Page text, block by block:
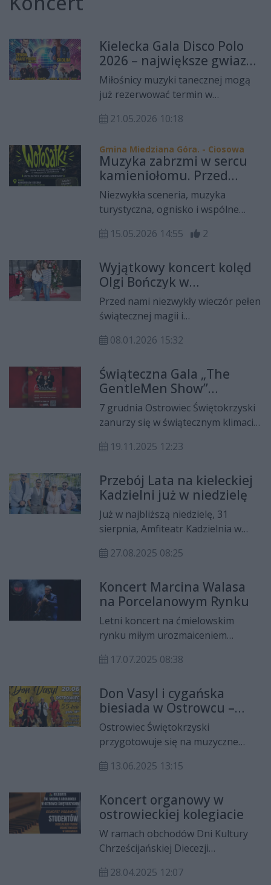
Kielecka Gala Disco Polo
2026 – największe gwiazdy
gatunku wystąpią na
Kadzielni
Miłośnicy muzyki tanecznej mogą
już rezerwować termin w
Polo 2026 zapowiada się jako jedno
muzycznych regionu. Na scenie
kieleckiej Kadzielni wystąpią
najpopularniejsi artyści disco polo i
dance, gwarantując publiczności
wiele godzin świetnej zabawy,
niezapomnianych emocji oraz
największych przebojów ostatnich
21.05.2026 10:18
Gmina Miedziana Góra. - Ciosowa
Muzyka zabrzmi w sercu
kamieniołomu. Przed
nami wyjątkowy koncert
w Ciosowej
Niezwykła sceneria, muzyka
turystyczna, ognisko i wspólne
raz trzeci w Gminie Miedziana Góra
Kamieniołomie Ciosowa.
Tegoroczną gwiazdą wydarzenia
będzie zespół WOŁOSATKI.
15.05.2026 14:55 2
Wyjątkowy koncert kolęd
Olgi Bończyk w
Filharmonii
Świętokrzyskiej w Kielcach
Przed nami niezwykły wieczór pełen
świątecznej magii i
9 stycznia o godzinie 19 w
Kielcach wystąpi Olga Bończyk, a
towarzyszyć jej będą Hadrian
Tabęcki i Orkiestra Symfoniczna
pod batutą Radosława Labahuy.
08.01.2026 15:32
Świąteczna Gala „The
GentleMen Show”
rozświetli Kino Etiuda
7 grudnia Ostrowiec Świętokrzyski
zanurzy się w świątecznym klimacie
#TheGentleMenShow. W sali
się niezwykłe muzyczne widowisko,
które zabierze publiczność w pełną
emocji podróż po
bożonarodzeniowych tradycjach z
różnych zakątków Europy.
19.11.2025 12:23
Przebój Lata na kieleckiej
Kadzielni już w niedzielę
Już w najbliższą niedzielę, 31
sierpnia, Amfiteatr Kadzielnia w
centrum Polski. Wszystko za
Lata Radia ZET i Polsatu”,
organizowanego w ramach
festiwalu „Magiczne Zakończenie
Wakacji”. Wydarzenie
współorganizuje Urząd
Marszałkowski Województwa
27.08.2025 08:25
Koncert Marcina Walasa
na Porcelanowym Rynku
Letni koncert na ćmielowskim
rynku miłym urozmaiceniem
17.07.2025 08:38
Don Vasyl i cygańska
biesiada w Ostrowcu –
niezapomniany
jubileuszowy koncert już
20 czerwca
Ostrowiec Świętokrzyski
przygotowuje się na muzyczne
2025 roku w Centrum Tradycji
skrzypiec, akordeonu i gitar w
wyjątkowym klimacie cygańskiej
biesiady. Wszystko za sprawą Don
Vasyla, niekwestionowanego Króla
Muzyki Cygańskiej, który świętuje
55-lecie działalności scenicznej.
13.06.2025 13:15
Koncert organowy w
ostrowieckiej kolegiacie
W ramach obchodów Dni Kultury
Chrześcijańskiej Diecezji
godzinie 18:30 w kolegiacie p.w. św.
28.04.2025 12:07